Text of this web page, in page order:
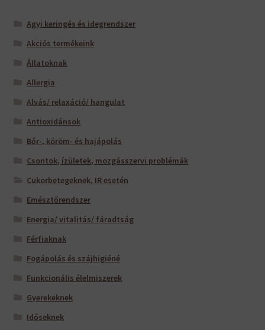
Agyi keringés és idegrendszer
Akciós termékeink
Állatoknak
Allergia
Alvás/ relaxáció/ hangulat
Antioxidánsok
Bőr-, köröm- és hajápolás
Csontok, ízületek, mozgásszervi problémák
Cukorbetegeknek, IR esetén
Emésztőrendszer
Energia/ vitalitás/ fáradtság
Férfiaknak
Fogápolás és szájhigiéné
Funkcionális élelmiszerek
Gyerekeknek
Időseknek